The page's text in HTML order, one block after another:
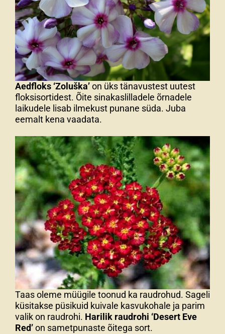
Aedfloks ‘Zoluška’on üks tänavustest uutest
floksisortidest. Õite sinakaslilladele õrnadele
laikudele lisab ilmekust punane süda. Juba
eemalt kena vaadata.
Taas oleme müügile toonud ka raudrohud. Sageli
küsitakse püsikuid kuivale kasvukohale ja parim
valik on raudrohi. Harilik raudrohi ‘Desert Eve
Red’on sametpunaste õitega sort.